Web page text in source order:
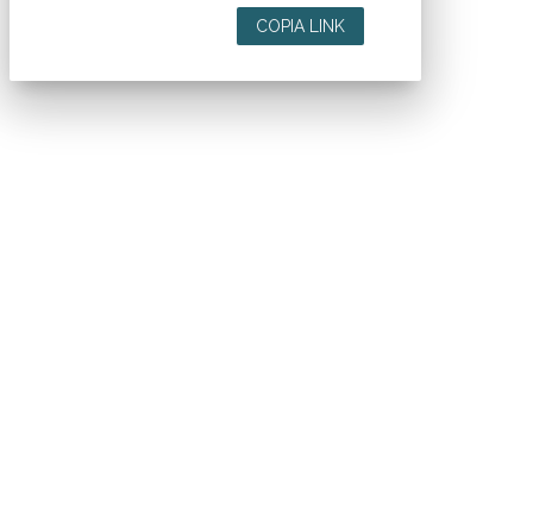
COPIA LINK